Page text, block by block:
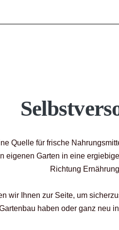
Quelle für frische
eigenen Garten in eine
Richtung
wir Ihnen zur Seite, um
haben oder ganz neu